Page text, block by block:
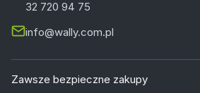
32 720 94 75
info@wally.com.pl
Zawsze bezpieczne zakupy